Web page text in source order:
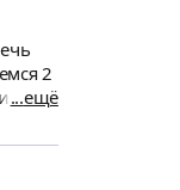
2
на
ещё